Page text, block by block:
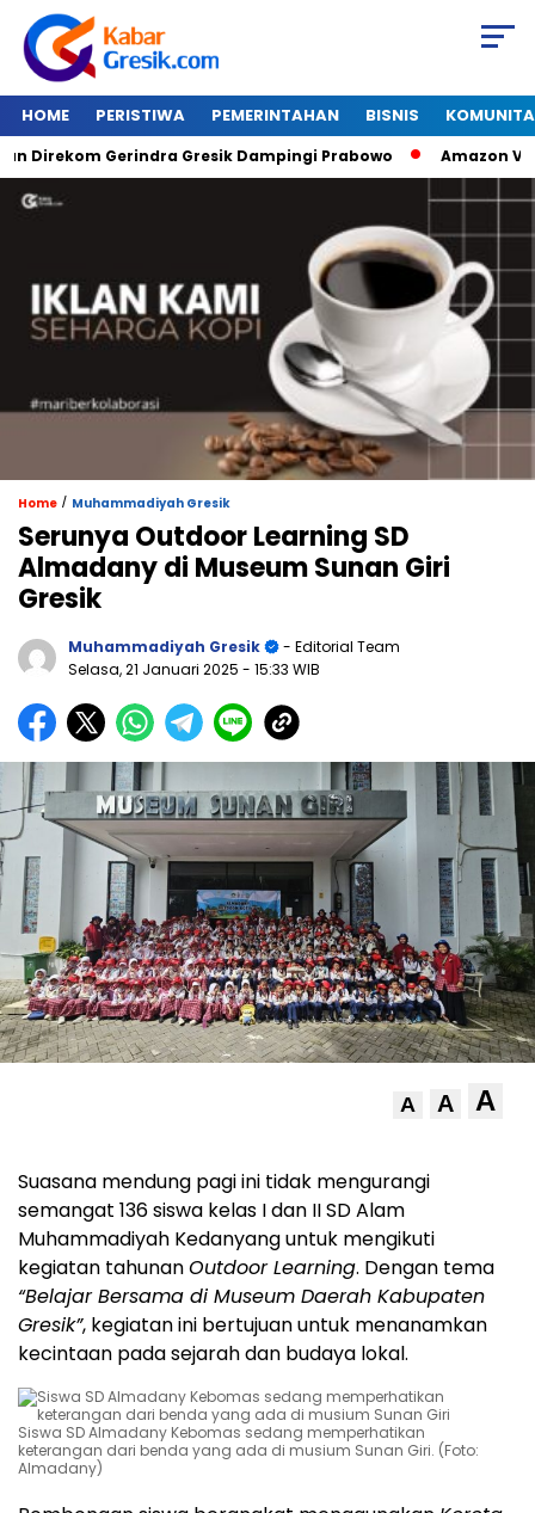
HOME PERISTIWA PEMERINTAHAN BISNIS
Gerindra Gresik Dampingi Prabowo Amazon Van
Home / Muhammadiyah Gresik
Serunya Outdoor Learning SD
Almadany di Museum Sunan Giri
Gresik
Muhammadiyah Gresik
- Editorial Team
Selasa, 21 Januari 2025 - 15:33 WIB
A A A
Suasana mendung pagi ini tidak mengurangi
semangat 136 siswa kelas I dan II SD Alam
Muhammadiyah Kedanyang untuk mengikuti
kegiatan tahunanOutdoor Learning. Dengan tema
“Belajar Bersama di Museum Daerah Kabupaten
Gresik”, kegiatan ini bertujuan untuk menanamkan
kecintaan pada sejarah dan budaya lokal.
Siswa SD Almadany Kebomas sedang memperhatikan
keterangan dari benda yang ada di musium Sunan Giri. (Foto:
Almadany)